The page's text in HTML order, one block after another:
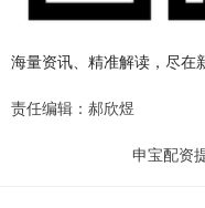
海量资讯、精准解读，尽在
责任编辑：郝欣煜
申宝配资